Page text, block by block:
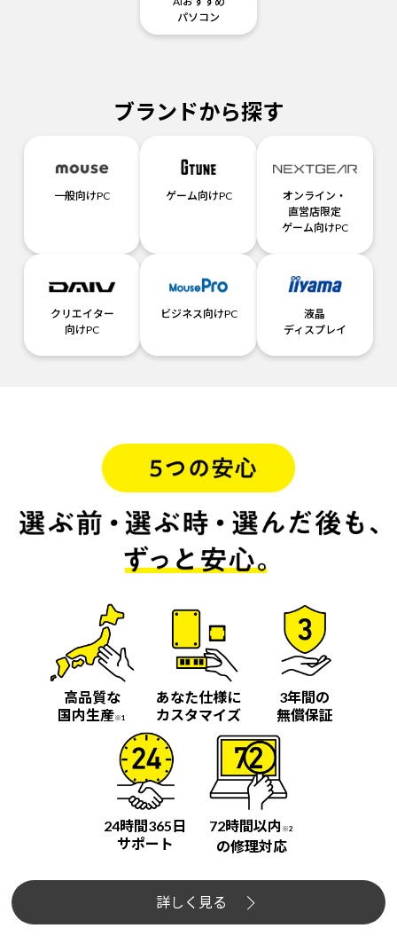
パソコン
ブランドから探す
一般向けPC ゲーム向けPC
オンライン・
直営店限定
ゲーム向けPC
クリエイター
向けPC
ビジネス向けPC
液晶
ディスプレイ
高品質な
国内生産※1
あなた仕様に
カスタマイズ
3年間の
無償保証
24時間365日
サポート
72時間以内 ※2
の修理対応
詳しく見る